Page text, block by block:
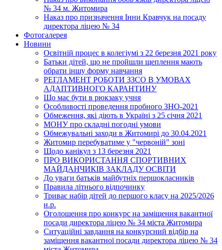
№ 34 м. Житомира
Наказ про призначення Інни Кравчук на посаду
директора ліцею № 34
Фотогалерея
Новини
Освітній процес в колегіумі з 22 березня 2021 року
Батьки дітей, що не пройшли щеплення мають
обрати іншу форму навчання
РЕГЛАМЕНТ РОБОТИ ЗЗСО В УМОВАХ
АДАПТИВНОГО КАРАНТИНУ
Що має бути в рюкзаку учня
Особливості проведення пробного ЗНО-2021
Обмеження, які діють в Україні з 25 січня 2021
МОНУ про складні погодні умови
Обмежувальні заходи в Житомирі до 30.04.2021
Житомир перебуватиме у "червоній" зоні
Щодо канікул з 13 березня 2021
ПРО ВИКОРИСТАННЯ СПОРТИВНИХ
МАЙДАНЧИКІВ ЗАКЛАДУ ОСВІТИ
До уваги батьків майбутніх першокласників
Правила літнього відпочинку
Триває набір дітей до першого класу на 2025/2026
н.р.
Оголошення про конкурс на заміщення вакантної
посади директора ліцею № 34 міста Житомира
Ситуаційні завдання на конкурсний відбір на
заміщення вакантної посади директора ліцею № 34